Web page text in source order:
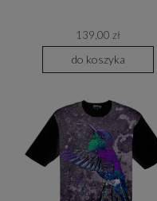
139,00 zł
do koszyka